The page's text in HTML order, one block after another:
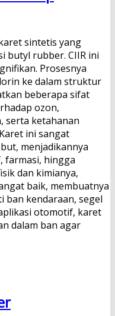
sintetis yang
butyl rubber. CIIR ini
Prosesnya
ke dalam struktur
beberapa sifat
ozon,
serta ketahanan
ini sangat
menjadikannya
farmasi, hingga
dan kimianya,
baik, membuatnya
ban kendaraan, segel
otomotif, karet
dalam ban agar